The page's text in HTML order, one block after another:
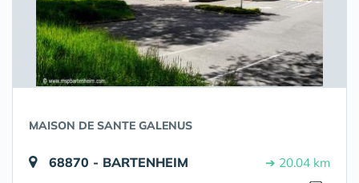
MAISON DE SANTE GALENUS
68870 - BARTENHEIM ➔ 20.04 km